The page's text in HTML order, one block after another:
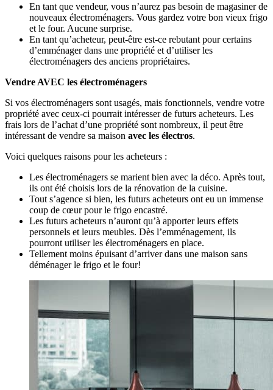
En tant que vendeur, vous n’aurez pas besoin de magasiner de
nouveaux électroménagers. Vous gardez votre bon vieux frigo
et le four. Aucune surprise.
En tant qu’acheteur, peut-être est-ce rebutant pour certains
d’emménager dans une propriété et d’utiliser les
électroménagers des anciens propriétaires.
Vendre AVEC les électroménagers
Si vos électroménagers sont usagés, mais fonctionnels, vendre votre
propriété avec ceux-ci pourrait intéresser de futurs acheteurs. Les
frais lors de l’achat d’une propriété sont nombreux, il peut être
intéressant de vendre sa maison avec les électros.
Voici quelques raisons pour les acheteurs :
Les électroménagers se marient bien avec la déco. Après tout,
ils ont été choisis lors de la rénovation de la cuisine.
Tout s’agence si bien, les futurs acheteurs ont eu un immense
coup de cœur pour le frigo encastré.
Les futurs acheteurs n’auront qu’à apporter leurs effets
personnels et leurs meubles. Dès l’emménagement, ils
pourront utiliser les électroménagers en place.
Tellement moins épuisant d’arriver dans une maison sans
déménager le frigo et le four!